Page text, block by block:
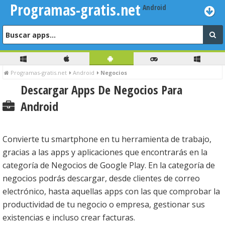
Programas-gratis.net
Programas-gratis.net Android Negocios
Descargar Apps De Negocios Para
Android
Convierte tu smartphone en tu herramienta de trabajo,
gracias a las apps y aplicaciones que encontrarás en la
categoría de Negocios de Google Play. En la categoría de
negocios podrás descargar, desde clientes de correo
electrónico, hasta aquellas apps con las que comprobar la
productividad de tu negocio o empresa, gestionar sus
existencias e incluso crear facturas.